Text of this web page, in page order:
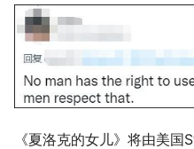
《夏洛克的女儿》将由美